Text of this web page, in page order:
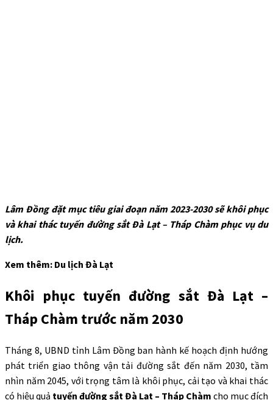
Lâm Đồng đặt mục tiêu giai đoạn năm 2023-2030 sẽ khôi phục
và khai thác tuyến đường sắt Đà Lạt – Tháp Chàm phục vụ du
lịch.
Xem thêm: Du lịch Đà Lạt
Khôi phục tuyến đường sắt Đà Lạt –
Tháp Chàm trước năm 2030
Tháng 8, UBND tỉnh Lâm Đồng ban hành kế hoạch định hướng
phát triển giao thông vận tải đường sắt đến năm 2030, tầm
nhìn năm 2045, với trọng tâm là khôi phục, cải tạo và khai thác
có hiệu quả tuyến đường sắt Đà Lạt – Tháp Chàm cho mục đích